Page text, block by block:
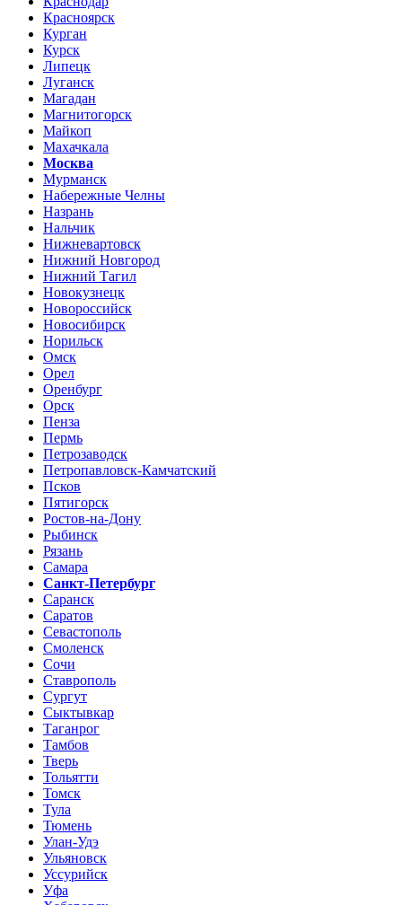
Красноярск
Курган
Курск
Липецк
Луганск
Магадан
Магнитогорск
Майкоп
Махачкала
Москва
Мурманск
Набережные Челны
Назрань
Нальчик
Нижневартовск
Нижний Новгород
Нижний Тагил
Новокузнецк
Новороссийск
Новосибирск
Норильск
Омск
Орел
Оренбург
Орск
Пенза
Пермь
Петрозаводск
Петропавловск-Камчатский
Псков
Пятигорск
Ростов-на-Дону
Рыбинск
Рязань
Самара
Санкт-Петербург
Саранск
Саратов
Севастополь
Смоленск
Сочи
Ставрополь
Сургут
Сыктывкар
Таганрог
Тамбов
Тверь
Тольятти
Томск
Тула
Тюмень
Улан-Удэ
Ульяновск
Уссурийск
Уфа